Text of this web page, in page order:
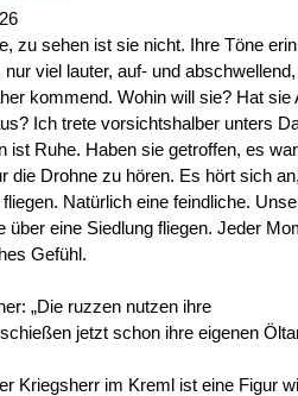
zu sehen ist sie nicht. Ihre Töne
viel lauter, auf- und
kommend. Wohin will sie? Hat sie
Ich trete vorsichtshalber unters
ist Ruhe. Haben sie getroffen, es
die Drohne zu hören. Es hört sich
Natürlich eine feindliche.
über eine Siedlung fliegen. Jeder
Gefühl.
„Die ruzzen nutzen ihre
jetzt schon ihre eigenen
Kriegsherr im Kreml ist eine Figur